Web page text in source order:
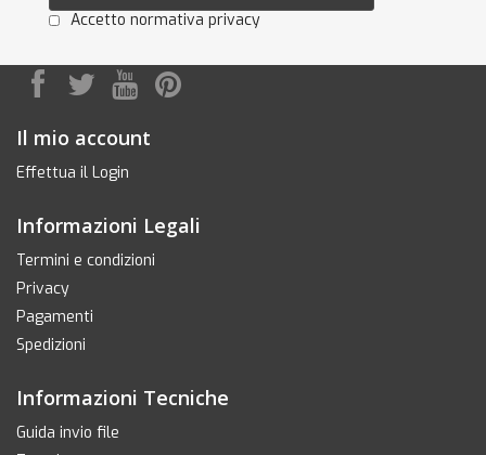
Accetto normativa privacy
Il mio account
Effettua il Login
Informazioni Legali
Termini e condizioni
Privacy
Pagamenti
Spedizioni
Informazioni Tecniche
Guida invio file